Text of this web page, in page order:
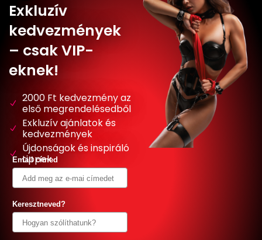
Exkluzív
kedvezmények
– csak VIP-
eknek!
2000 Ft kedvezmény az
első megrendelésedből
Exkluzív ajánlatok és
kedvezmények
Újdonságok és inspiráló
tippek
Email címed
Keresztneved?